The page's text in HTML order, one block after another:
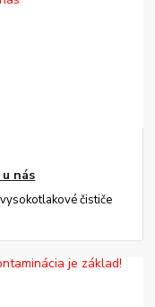
nás
čističe